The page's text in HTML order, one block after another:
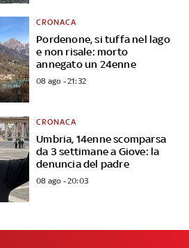
Pordenone, si tuffa nel lago
e non risale: morto
annegato un 24enne
CRONACA
08 ago - 21:32
Umbria, 14enne scomparsa
da 3 settimane a Giove: la
denuncia del padre
CRONACA
08 ago - 20:03